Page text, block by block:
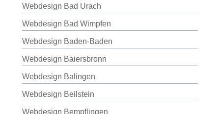
Webdesign Bad Urach
Webdesign Bad Wimpfen
Webdesign Baden-Baden
Webdesign Baiersbronn
Webdesign Balingen
Webdesign Beilstein
Webdesign Bempflingen